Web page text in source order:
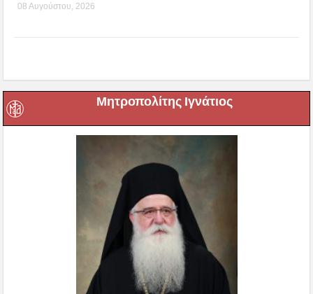
08 Αυγούστου, 2026
Μητροπολίτης Ιγνάτιος